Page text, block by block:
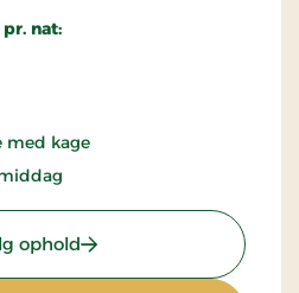
nat:
med kage
ophold: Gourmetophold